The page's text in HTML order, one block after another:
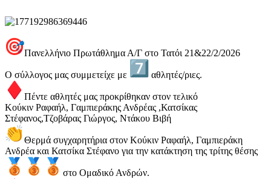
Πανελλήνιο Πρωτάθλημα Α/Γ στο Τατόι 21&22/2/2026
Ο σύλλογος μας συμμετείχε με αθλητές/ριες.
Πέντε αθλητές μας προκρίθηκαν στον τελικό
Κούκιν Ραφαήλ, Γαμπιεράκης Ανδρέας ,Κατσίκας
Στέφανος,Τζοβάρας Γιώργος, Ντάκου Βιβή
Θερμά συγχαρητήρια στον Κούκιν Ραφαήλ, Γαμπιεράκη
Ανδρέα και Κατσίκα Στέφανο για την κατάκτηση της τρίτης θέσης
στο Ομαδικό Ανδρών.